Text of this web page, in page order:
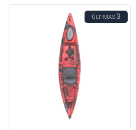
ÚLTIMAS3